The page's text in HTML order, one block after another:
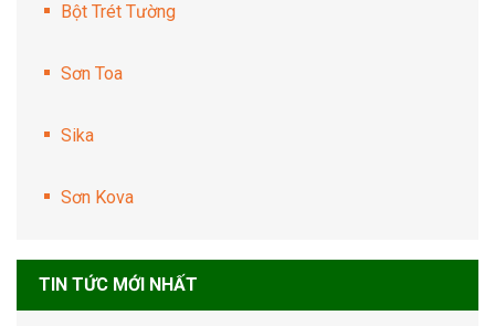
Bột Trét Tường
Sơn Toa
Sika
Sơn Kova
TIN TỨC MỚI NHẤT